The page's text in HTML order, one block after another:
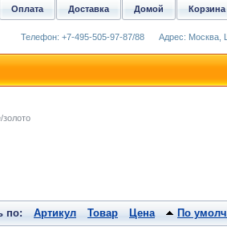
по: Артикул Товар Цена По
Корзина
Домой
Доставка
Оплата
Телефон: +7-495-505-97-87/88 Адрес: Москва,